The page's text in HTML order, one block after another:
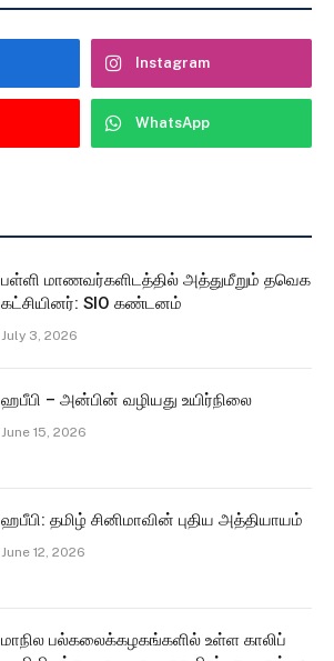
Instagram
WhatsApp
பள்ளி மாணவர்களிடத்தில் அத்துமீறும் தவெக
கட்சியினர்: SIO கண்டனம்
July 3, 2026
ஹபீபி – அன்பின் வழியது உயிர்நிலை
June 15, 2026
ஹபீபி: தமிழ் சினிமாவின் புதிய அத்தியாயம்
June 12, 2026
மாநில பல்கலைக்கழகங்களில் உள்ள காலிப்